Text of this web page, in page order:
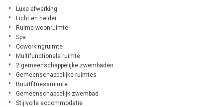
Luxe afwerking
Licht en helder
Ruime woonruimte
Spa
Coworkingruimte
Multifunctionele ruimte
2 gemeenschappelijke zwembaden
Gemeenschappelijke ruimtes
Buurtfitnessruimte
Gemeenschappelijk zwembad
Stijlvolle accommodatie